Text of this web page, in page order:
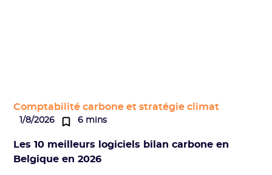
Comptabilité carbone et stratégie climat
1/8/2026 6 mins
Les 10 meilleurs logiciels bilan carbone en
Belgique en 2026